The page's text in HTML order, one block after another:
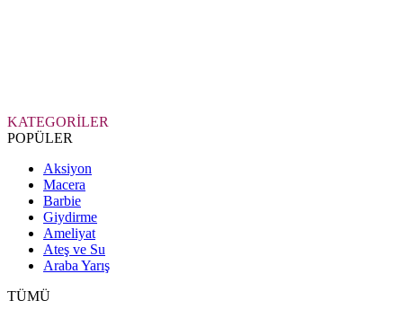
KATEGORİLER
POPÜLER
Aksiyon
Macera
Barbie
Giydirme
Ameliyat
Ateş ve Su
Araba Yarış
TÜMÜ